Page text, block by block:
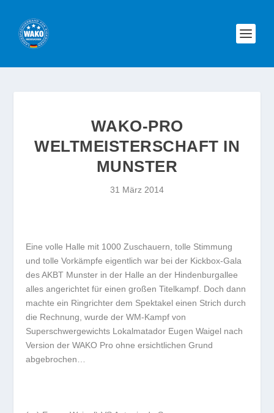
WAKO-PRO
WELTMEISTERSCHAFT IN
MUNSTER
31 März 2014
Eine volle Halle mit 1000 Zuschauern, tolle Stimmung
und tolle Vorkämpfe eigentlich war bei der Kickbox-Gala
des AKBT Munster in der Halle an der Hindenburgallee
alles angerichtet für einen großen Titelkampf. Doch dann
machte ein Ringrichter dem Spektakel einen Strich durch
die Rechnung, wurde der WM-Kampf von
Superschwergewichts Lokalmatador Eugen Waigel nach
Version der WAKO Pro ohne ersichtlichen Grund
abgebrochen…